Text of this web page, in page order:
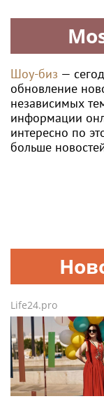
Шоу-биз —
обновление
независимых
информации
интересно по
больше
Life24.pro